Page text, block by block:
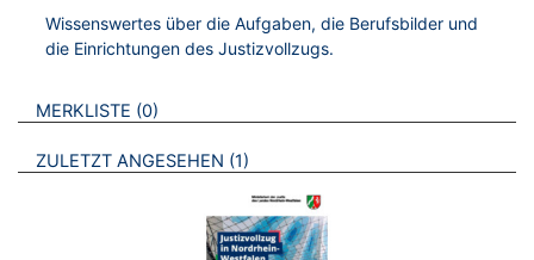
Wissenswertes über die Aufgaben, die Berufsbilder und
die Einrichtungen des Justizvollzugs.
VERWEISE AUF VERMERKTE- ODER ZULETZT ANGESEHENE
MERKLISTE 0 BROSCHÜREN
ZULETZT ANGESEHEN 1 BROSCHÜREN